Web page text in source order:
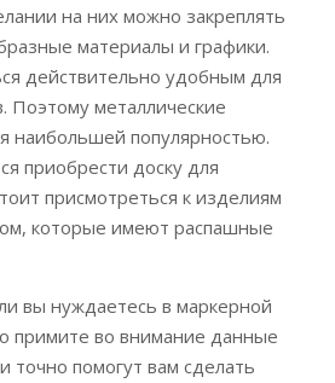
на них можно закреплять
материалы и графики.
действительно удобным для
Поэтому металлические
наибольшей популярностью.
приобрести доску для
присмотреться к изделиям
которые имеют распашные
вы нуждаетесь в маркерной
примите во внимание данные
точно помогут вам сделать